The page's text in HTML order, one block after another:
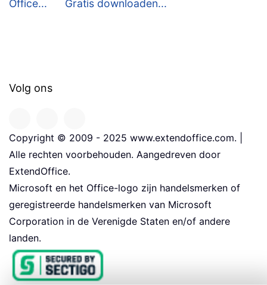
Office...
Gratis downloaden...
Volg ons
Copyright © 2009 - 2025 www.extendoffice.com. |
Alle rechten voorbehouden. Aangedreven door
ExtendOffice.
Microsoft en het Office-logo zijn handelsmerken of
geregistreerde handelsmerken van Microsoft
Corporation in de Verenigde Staten en/of andere
landen.